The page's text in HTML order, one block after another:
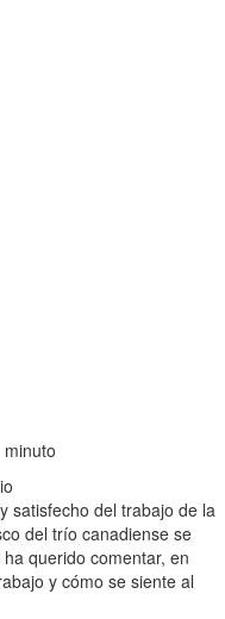
minuto
satisfecho del trabajo de la
del trío canadiense se
querido comentar, en
y cómo se siente al